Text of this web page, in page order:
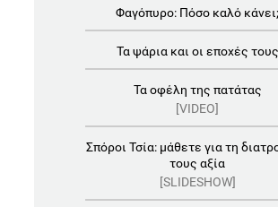
Φαγόπυρο: Πόσο καλό κάνει;
Τα ψάρια και οι εποχές τους
Τα οφέλη της πατάτας
[VIDEO]
Σπόροι Τσία: μάθετε για τη
τους αξία
[SLIDESHOW]